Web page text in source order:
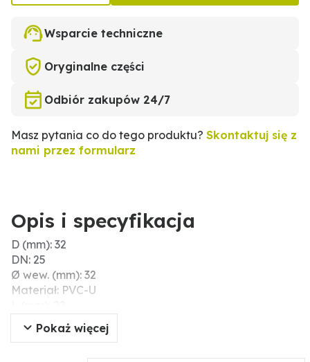
Wsparcie techniczne
Oryginalne części
Odbiór zakupów 24/7
Masz pytania co do tego produktu? Skontaktuj się z
nami przez formularz
Opis i specyfikacja
D (mm): 32
DN: 25
Ø wew. (mm): 32
Materiał: PVC-U
Ciśnienie robocze maks. (bar): 16
Dodatkowe informacje: z odlewu wtryskowego
Pokaż więcej